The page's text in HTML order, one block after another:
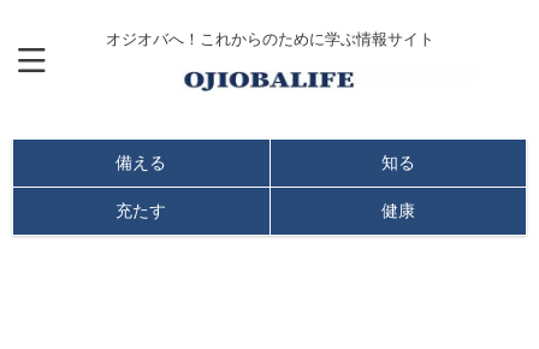
オジオバへ！これからのために学ぶ情報サイト
備える 知る
充たす 健康